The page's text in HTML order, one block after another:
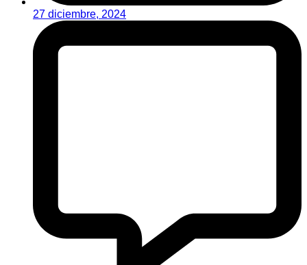
27 diciembre, 2024